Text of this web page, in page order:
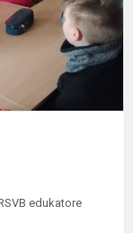
edukatore